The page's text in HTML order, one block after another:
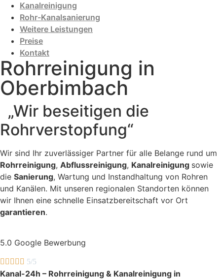
Kanalreinigung
Rohr-Kanalsanierung
Weitere Leistungen
Preise
Kontakt
Rohrreinigung in
Oberbimbach
„Wir beseitigen die
Rohrverstopfung“
Wir sind Ihr zuverlässiger Partner für alle Belange rund um
Rohrreinigung, Abflussreinigung, Kanalreinigung sowie
die Sanierung, Wartung und Instandhaltung von Rohren
und Kanälen. Mit unseren regionalen Standorten können
wir Ihnen eine schnelle Einsatzbereitschaft vor Ort
garantieren.
5.0 Google Bewerbung
     5/5
Kanal-24h – Rohrreinigung & Kanalreinigung in